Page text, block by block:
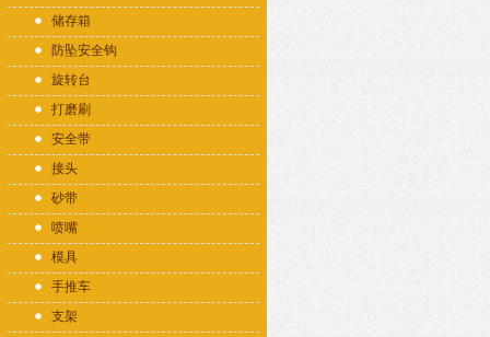
储存箱
防坠安全钩
旋转台
打磨刷
安全带
接头
砂带
喷嘴
模具
手推车
支架